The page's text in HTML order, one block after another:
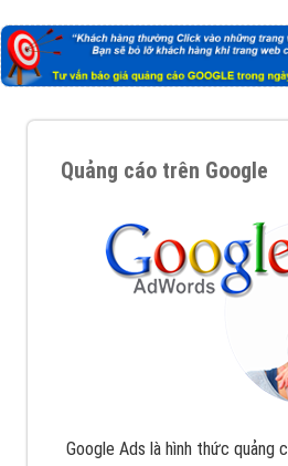
Quảng cáo trên Google
Google Ads là hình thức quảng